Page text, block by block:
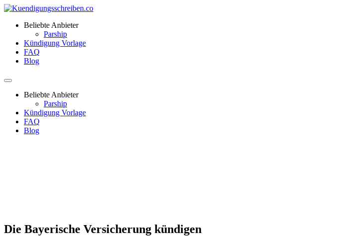
Beliebte Anbieter
Parship
Kündigung Vorlage
FAQ
Blog
Beliebte Anbieter
Parship
Kündigung Vorlage
FAQ
Blog
Die Bayerische Versicherung kündigen